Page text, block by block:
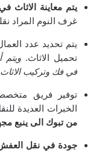
يتم معاينة الاثاث
غرف النوم المراد
يتم تحديد عدد
تحميل الاثاث. ويتم
في فك وتركيب
توفير فريق
الخبرات العديدة
من تبوك الى ينبع
جودة في نقل